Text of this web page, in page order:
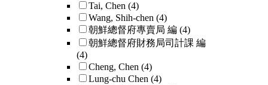
Tai, Chen (4)
Wang, Shih-chen (4)
朝鮮總督府專賣局 編 (4)
朝鮮總督府財務局司計課 編
(4)
Cheng, Chen (4)
Lung-chu Chen (4)